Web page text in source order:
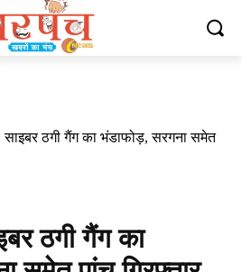
ठगी गैंग का भंडाफोड़, सरगना समेत
ठगी गैंग का